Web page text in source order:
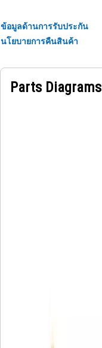
ข้อมูลด้านการรับประกัน
นโยบายการคืนสินค้า
Parts Diagrams